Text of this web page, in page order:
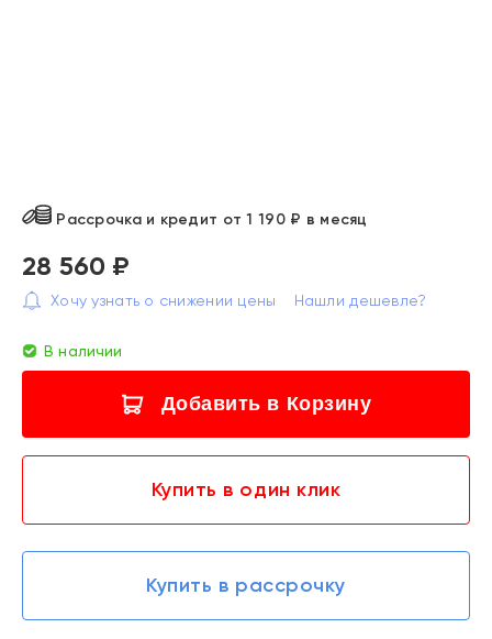
Рассрочка и кредит от 1 190 ₽ в месяц
28 560 ₽
Хочу узнать о снижении цены Нашли дешевле?
В наличии
Добавить в Корзину
Купить в один клик
Купить в рассрочку